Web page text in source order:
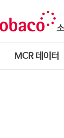
MCR 데이터